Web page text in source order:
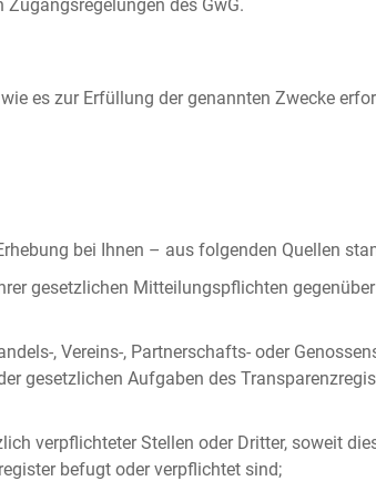
des GwG.
es zur Erfüllung der genannten Zwecke
bei Ihnen – aus folgenden Quellen
gesetzlichen Mitteilungspflichten
, Vereins-, Partnerschafts- oder
gesetzlichen Aufgaben des
verpflichteter Stellen oder Dritter, soweit
befugt oder verpflichtet sind;